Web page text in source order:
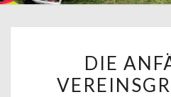
/
DIE